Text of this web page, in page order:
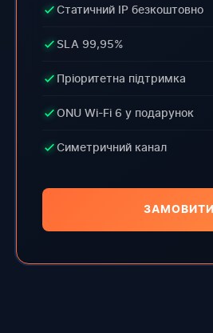
Статичний IP безкоштовно
SLA 99,95%
Пріоритетна підтримка
ONU Wi-Fi 6 у подарунок
Симетричний канал
ЗАМОВИТИ